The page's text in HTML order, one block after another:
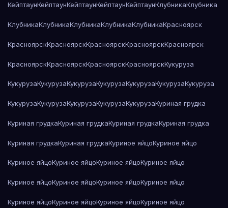
КейптаунКейптаунКейптаунКейптаунКейптаунКлубникаКлубника
КлубникаКлубникаКлубникаКлубникаКлубникаКрасноярск
КрасноярскКрасноярскКрасноярскКрасноярскКрасноярск
КрасноярскКрасноярскКрасноярскКрасноярскКукуруза
КукурузаКукурузаКукурузаКукурузаКукурузаКукурузаКукуруза
КукурузаКукурузаКукурузаКукурузаКукурузаКуриная грудка
Куриная грудкаКуриная грудкаКуриная грудкаКуриная грудка
Куриная грудкаКуриная грудкаКуриное яйцоКуриное яйцо
Куриное яйцоКуриное яйцоКуриное яйцоКуриное яйцо
Куриное яйцоКуриное яйцоКуриное яйцоКуриное яйцо
Куриное яйцоКуриное яйцоКуриное яйцоКуриное яйцо